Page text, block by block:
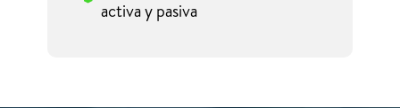
activa y pasiva